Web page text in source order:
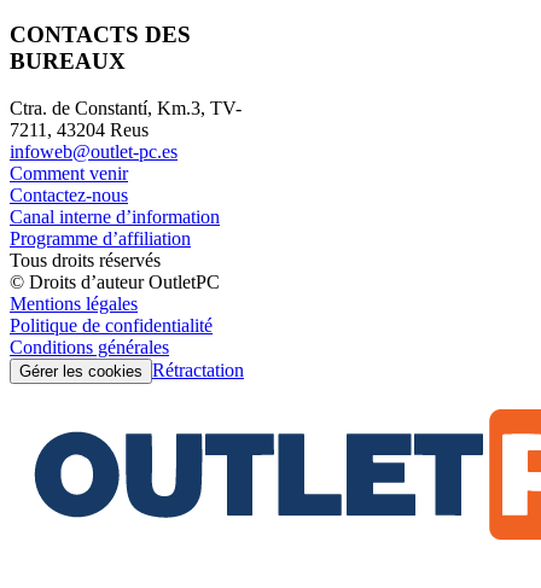
CONTACTS DES
BUREAUX
Ctra. de Constantí, Km.3, TV-
7211, 43204 Reus
infoweb@outlet-pc.es
Comment venir
Contactez-nous
Canal interne d’information
Programme d’affiliation
Tous droits réservés
© Droits d’auteur OutletPC
Mentions légales
Politique de confidentialité
Conditions générales
Gérer les cookies Rétractation